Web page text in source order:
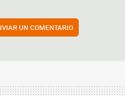
UN COMENTARIO